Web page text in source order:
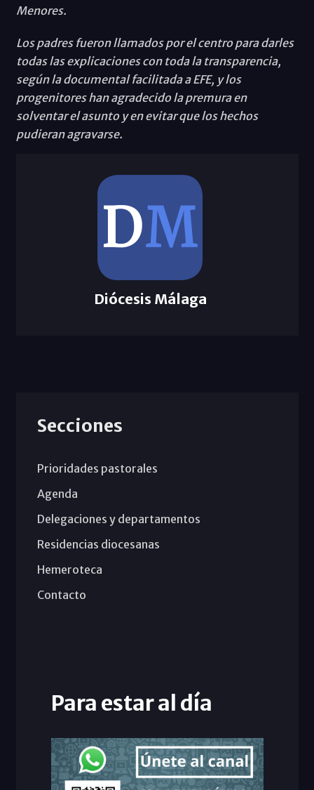
Menores.
Los padres fueron llamados por el centro para darles
todas las explicaciones con toda la transparencia,
según la documental facilitada a EFE, y los
progenitores han agradecido la premura en
solventar el asunto y en evitar que los hechos
pudieran agravarse.
Diócesis Málaga
Secciones
Prioridades pastorales
Agenda
Delegaciones y departamentos
Residencias diocesanas
Hemeroteca
Contacto
Para estar al día